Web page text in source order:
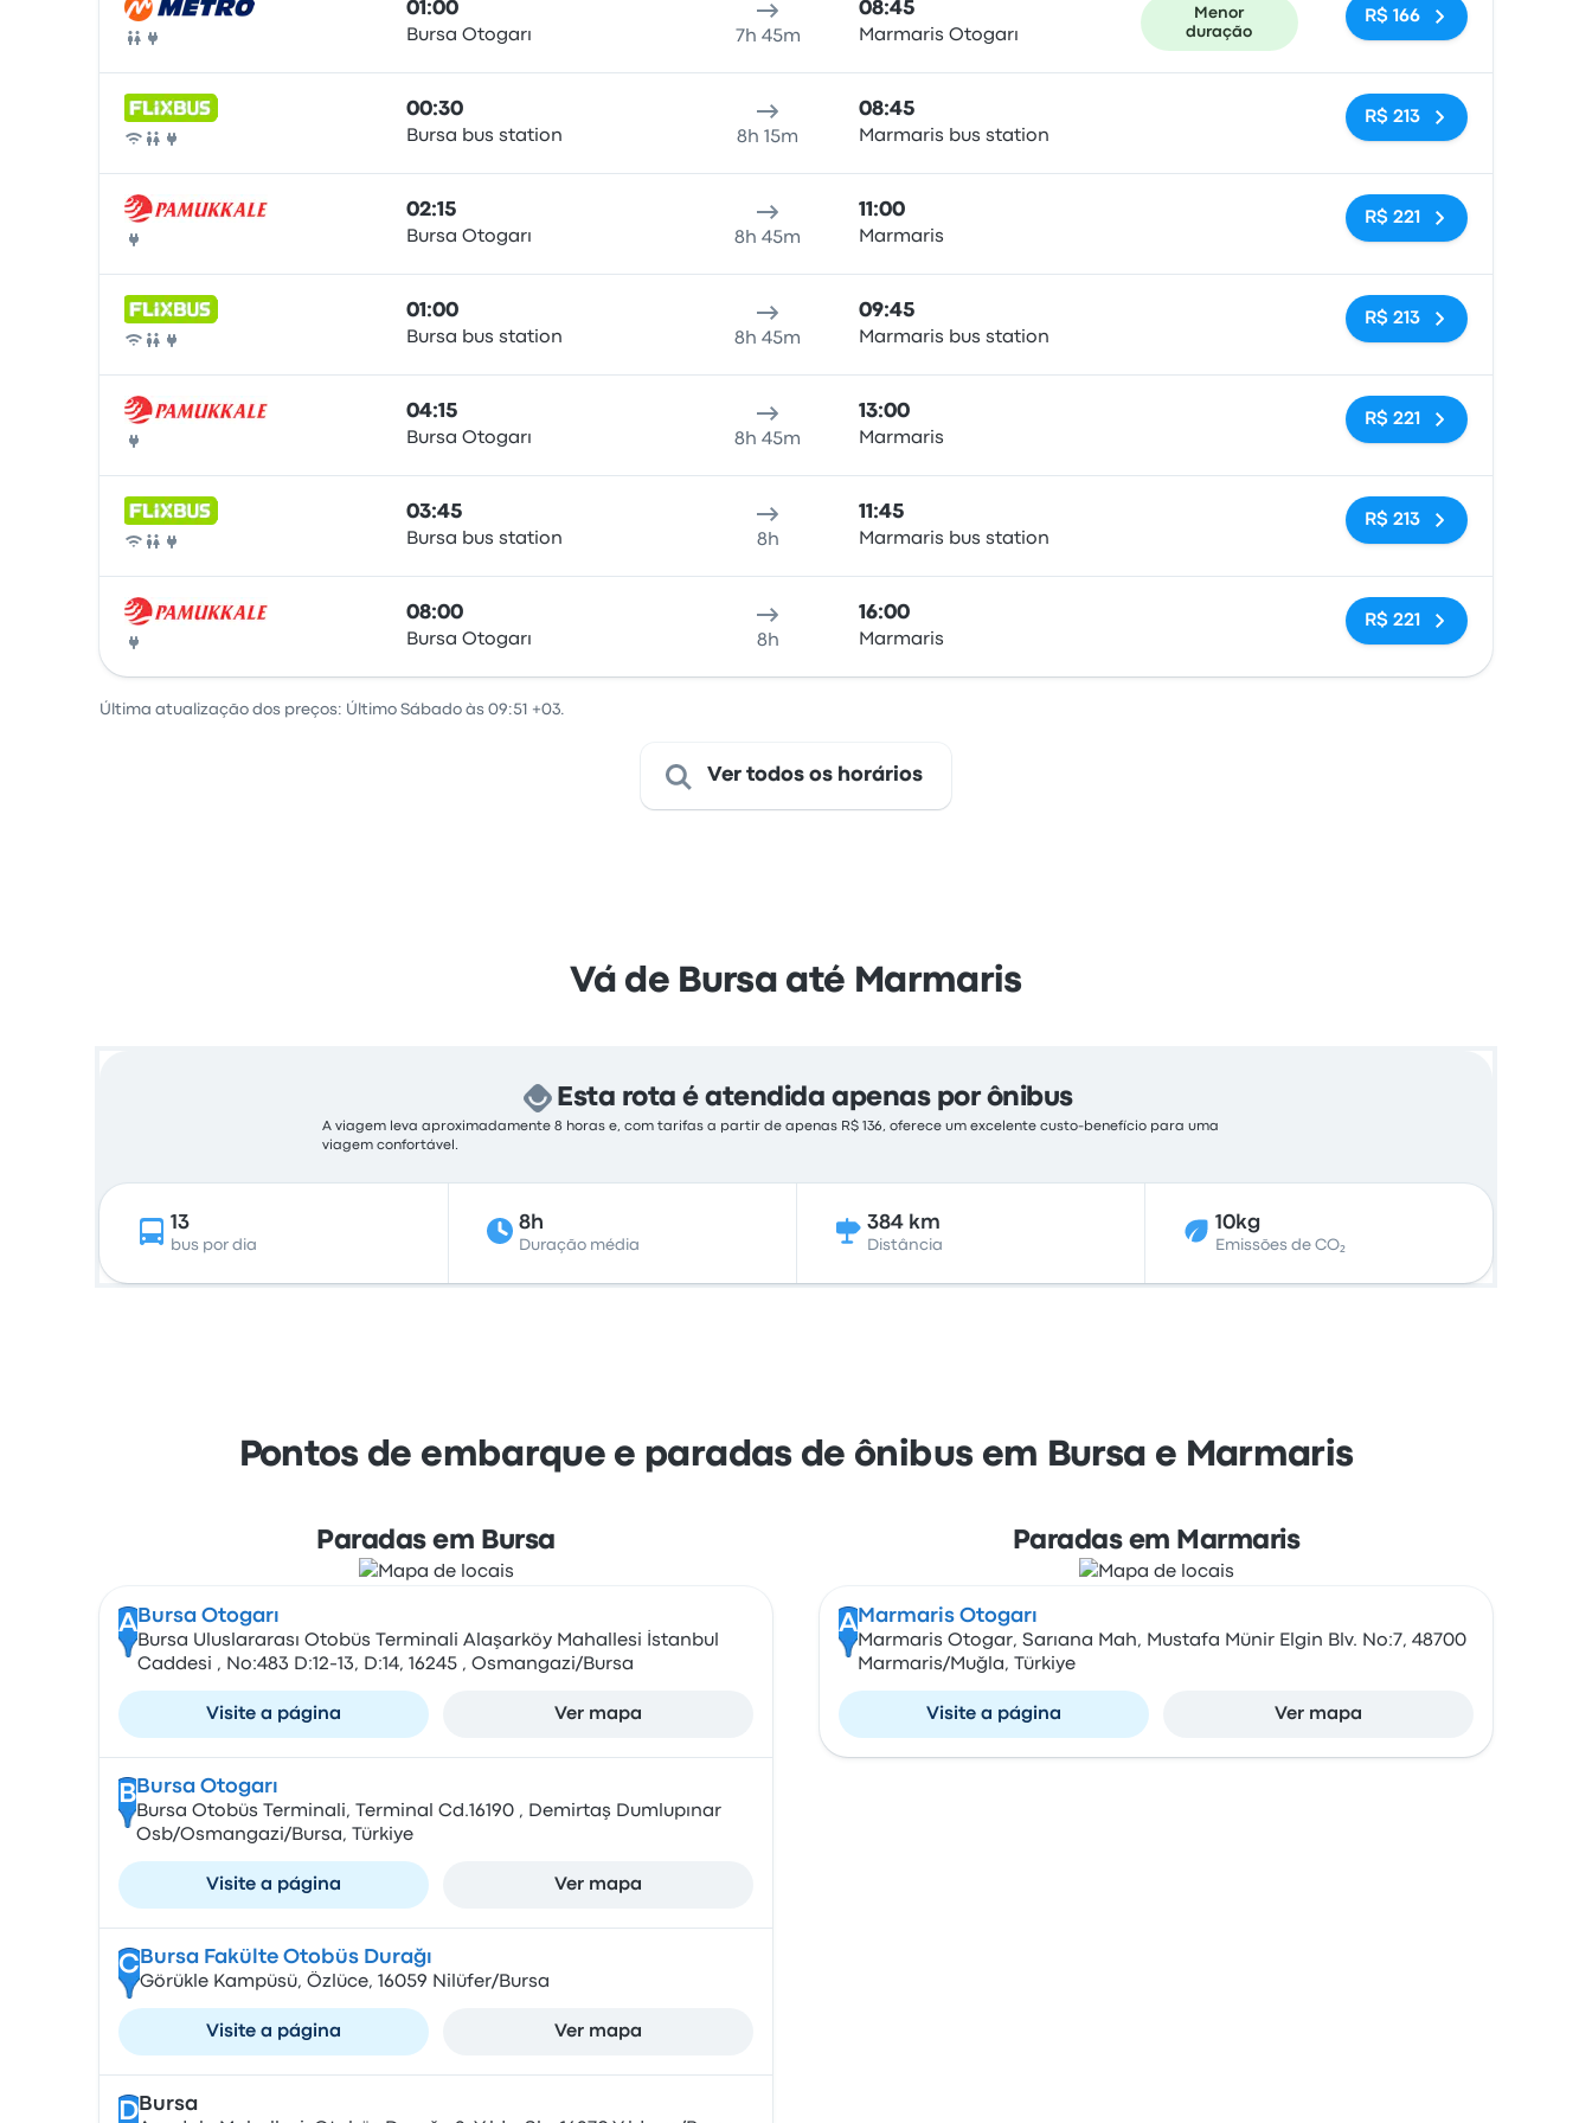
Ônibus
01:00
Bursa Otogarı 7h 45m
08:45
Marmaris Otogarı
Menor
duração
R$ 166
Ônibus
00:30
Bursa bus station 8h 15m
08:45
Marmaris bus station
Sem tags
R$ 213
Ônibus
02:15
Bursa Otogarı 8h 45m
11:00
Marmaris
Sem tags
R$ 221
Ônibus
01:00
Bursa bus station 8h 45m
09:45
Marmaris bus station
Sem tags
R$ 213
Ônibus
04:15
Bursa Otogarı 8h 45m
13:00
Marmaris
Sem tags
R$ 221
Ônibus
03:45
Bursa bus station 8h
11:45
Marmaris bus station
Sem tags
R$ 213
Ônibus
08:00
Bursa Otogarı 8h
16:00
Marmaris
Sem tags
R$ 221
Última atualização dos preços: Último Sábado às 09:51 +03.
Ver todos os horários
Vá de Bursa até Marmaris
Esta rota é atendida apenas por ônibus
A viagem leva aproximadamente 8 horas e, com tarifas a partir de apenas R$ 136, oferece um excelente custo-benefício para uma
viagem confortável.
13
bus por dia
8h
Duração média
384 km
Distância
10kg
Emissões de CO₂
Pontos de embarque e paradas de ônibus em Bursa e Marmaris
Paradas em Bursa
A Bursa Otogarı
Bursa Uluslararası Otobüs Terminali Alaşarköy Mahallesi İstanbul
Caddesi , No:483 D:12-13, D:14, 16245 , Osmangazi/Bursa
Visite a página Ver mapa
B Bursa Otogarı
Bursa Otobüs Terminali, Terminal Cd.16190 , Demirtaş Dumlupınar
Osb/Osmangazi/Bursa, Türkiye
Visite a página Ver mapa
CBursa Fakülte Otobüs Durağı
Görükle Kampüsü, Özlüce, 16059 Nilüfer/Bursa
Visite a página Ver mapa
DBursa
Paradas em Marmaris
A Marmaris Otogarı
Marmaris Otogar, Sarıana Mah, Mustafa Münir Elgin Blv. No:7, 48700
Marmaris/Muğla, Türkiye
Visite a página Ver mapa